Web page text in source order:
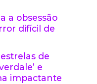
a obsessão
difícil de
de
e
impactante